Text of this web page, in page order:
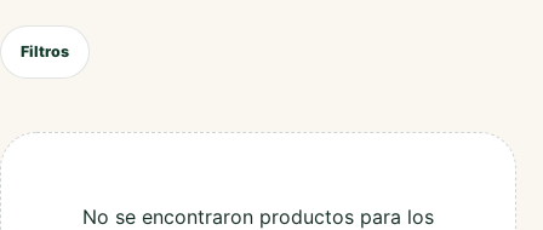
Filtros
No se encontraron productos para los